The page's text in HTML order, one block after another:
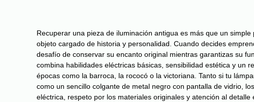
Recuperar una pieza de iluminación antigua es más que un
objeto cargado de historia y personalidad. Cuando decides
desafío de conservar su encanto original mientras garantizas su
combina habilidades eléctricas básicas, sensibilidad estética y un
épocas como la barroca, la rococó o la victoriana. Tanto si tu
como un sencillo colgante de metal negro con pantalla de vidrio,
eléctrica, respeto por los materiales originales y atención al detalle